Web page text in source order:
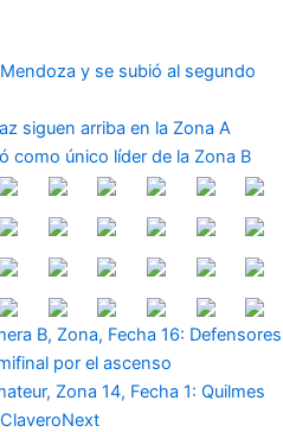
y se subió al segundo
siguen arriba en la Zona A
como único líder de la Zona B
B, Zona, Fecha 16: Defensores
por el ascenso
Zona 14, Fecha 1: Quilmes
Next